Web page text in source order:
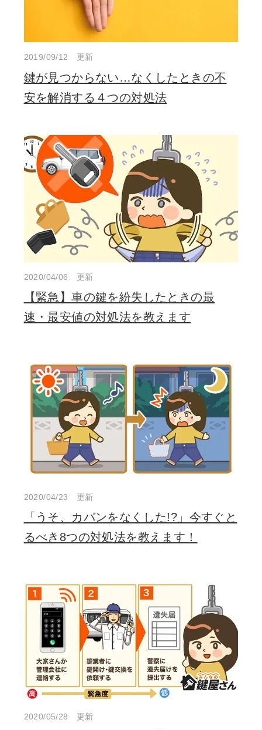
2019/09/12 更新
鍵が見つからない…なくしたときの不
安を解消する４つの対処法
2020/04/06 更新
【緊急】車の鍵を紛失したときの最
速・最安値の対処法を教えます
2020/04/23 更新
「うそ、カバンをなくした!?」今すぐと
るべき8つの対処法を教えます！
2020/05/28 更新